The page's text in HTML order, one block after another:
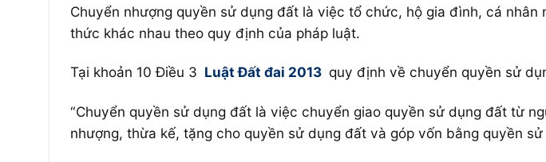
Chuyển nhượng quyền sử dụng đất là việc tổ chức, hộ gia đình, cá
thức khác nhau theo quy định của pháp luật.
Tại khoản 10 Điều 3 Luật Đất đai 2013 quy định về chuyển quyền sử
“Chuyển quyền sử dụng đất là việc chuyển giao quyền sử dụng đất từ
nhượng, thừa kế, tặng cho quyền sử dụng đất và góp vốn bằng quyền sử